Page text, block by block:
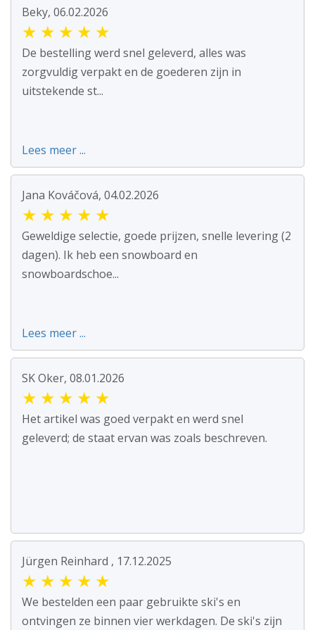
Beky, 06.02.2026
★ ★ ★ ★ ★
De bestelling werd snel geleverd, alles was
zorgvuldig verpakt en de goederen zijn in
uitstekende st...
Lees meer ...
Jana Kováčová, 04.02.2026
★ ★ ★ ★ ★
Geweldige selectie, goede prijzen, snelle levering (2
dagen). Ik heb een snowboard en
snowboardschoe...
Lees meer ...
SK Oker, 08.01.2026
★ ★ ★ ★ ★
Het artikel was goed verpakt en werd snel
geleverd; de staat ervan was zoals beschreven.
Jürgen Reinhard , 17.12.2025
★ ★ ★ ★ ★
We bestelden een paar gebruikte ski's en
ontvingen ze binnen vier werkdagen. De ski's zijn